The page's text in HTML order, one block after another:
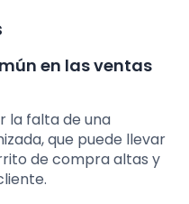
en las ventas
la falta de una
que puede llevar
de compra altas y